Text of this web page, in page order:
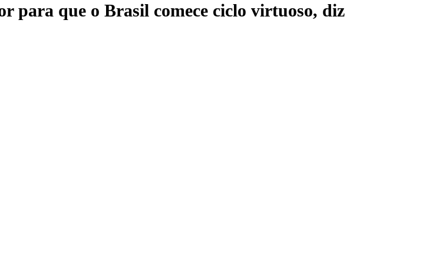
para que o Brasil comece ciclo virtuoso, diz